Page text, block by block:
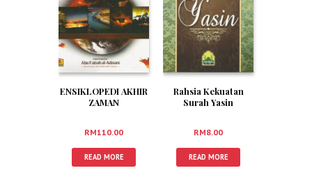
ENSIKLOPEDI AKHIR
ZAMAN
RM110.00
READ MORE
Rahsia Kekuatan
Surah Yasin
RM8.00
READ MORE